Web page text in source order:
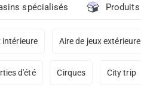
spécialisés Produits
intérieure Aire de jeux extérieure
d'été Cirques City trip